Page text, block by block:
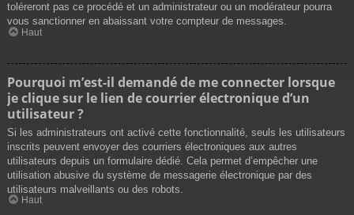
toléreront pas ce procédé et un administrateur ou un modérateur pourra
vous sanctionner en abaissant votre compteur de messages.
Haut
Pourquoi m’est-il demandé de me connecter lorsque
je clique sur le lien de courrier électronique d’un
utilisateur ?
Si les administrateurs ont activé cette fonctionnalité, seuls les utilisateurs
inscrits peuvent envoyer des courriers électroniques aux autres
utilisateurs depuis un formulaire dédié. Cela permet d’empêcher une
utilisation abusive du système de messagerie électronique par des
utilisateurs malveillants ou des robots.
Haut